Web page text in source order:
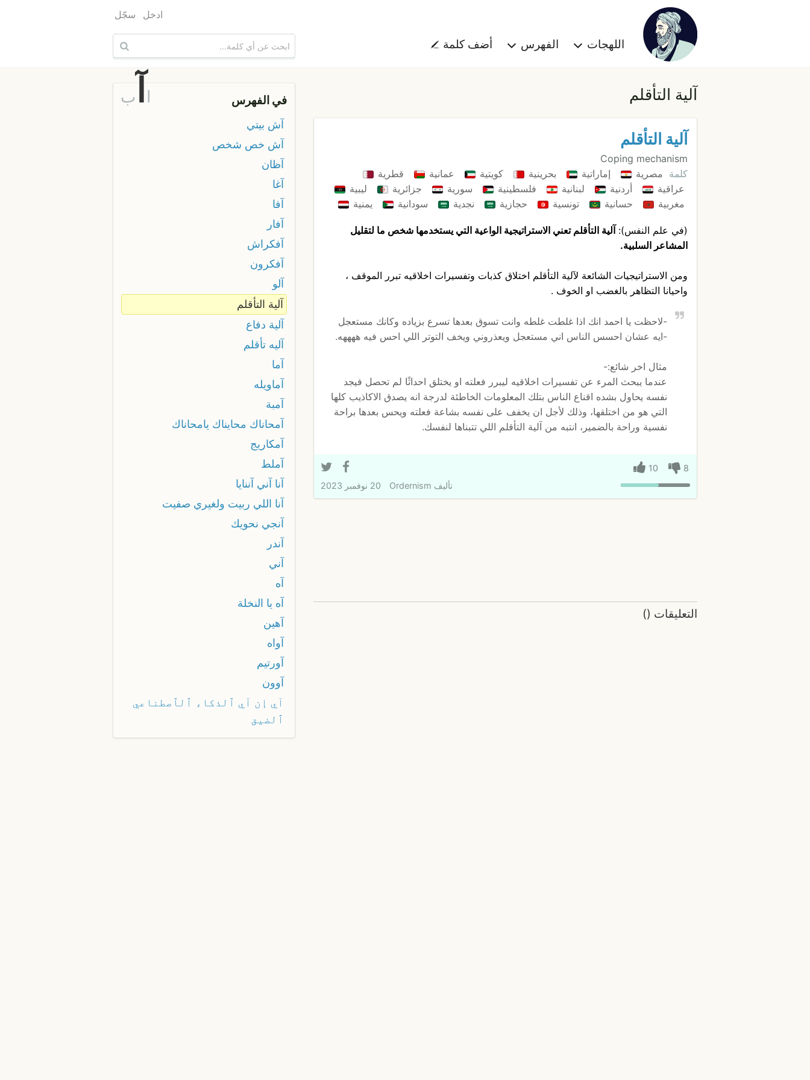
اللهجات الفهرس أضف كلمة
ادخل سجّل
آلية التأقلم
آلية التأقلم
Coping mechanism
كلمة مصرية إماراتية بحرينية كويتية عمانية
قطرية
عراقية
أردنية لبنانية فلسطينية سورية جزائرية
ليبية
مغربية
حسانية تونسية حجازية نجدية سودانية يمنية
(في علم النفس): آلية التأقلم تعني الاستراتيجية الواعية التي يستخدمها شخص ما لتقليل
المشاعر السلبية.
ومن الاستراتيجيات الشائعة لآلية التأقلم اختلاق كذبات وتفسيرات اخلاقيه تبرر الموقف ،
واحيانا التظاهر بالغضب او الخوف .
-لاحظت يا احمد انك اذا غلطت غلطه وانت تسوق بعدها تسرع بزياده وكانك مستعجل
-ايه عشان احسس الناس اني مستعجل ويعذروني ويخف التوتر اللي احس فيه ههههه.
مثال اخر شائع:-
عندما يبحث المرء عن تفسيرات اخلاقيه ليبرر فعلته او يختلق احداثًا لم تحصل فيجد
نفسه يحاول بشده اقناع الناس بتلك المعلومات الخاطئة لدرجة انه يصدق الاكاذيب كلها
التي هو من اختلقها، وذلك لأجل ان يخفف على نفسه بشاعة فعلته ويحس بعدها براحة
نفسية وراحة بالضمير، انتبه من آلية التأقلم اللي تتبناها لنفسك.
8
10
تأليف Ordernism 20 نوفمبر 2023
التعليقات (
)
في الفهرس ا ب
آش بيتي
آش خص شخص
آظان
آغا
آفا
آفار
آفكراش
آفكرون
آلو
آلية التأقلم
آلية دفاع
آليه تأقلم
آما
آماويله
آمبة
آمحاناك محايناك يامحاناك
آمكاريج
آملط
آنا آني آننايا
آنا اللي ربيت ولغيري صفيت
آنجي نحويك
آندر
آني
آه
آه يا النخلة
آهين
آواه
آورتيم
آوون
آي إن آي ٱلذكاء ٱلٱصطناعي
ٱلضيق